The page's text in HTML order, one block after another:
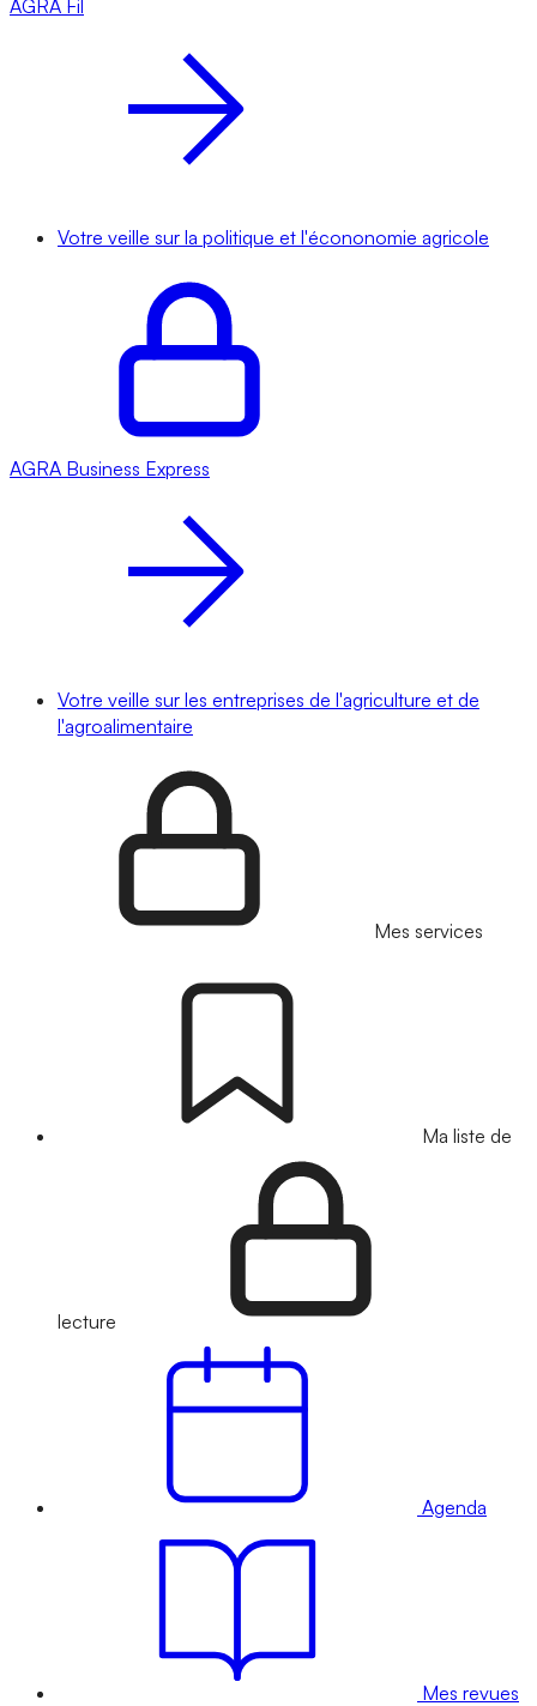
AGRA Fil
Votre veille sur la politique et l'écononomie agricole
AGRA Business Express
Votre veille sur les entreprises de l'agriculture et de
l'agroalimentaire
Mes services
Ma liste de
lecture
Agenda
Mes revues